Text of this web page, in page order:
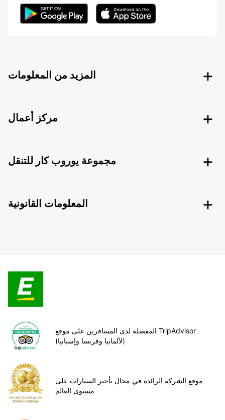
المزيد من المعلومات
مركز أعمال
مجموعة يوروب كار للتنقل
المعلومات القانونية
المفضلة لدى المسافرين على موقع TripAdvisor
(لألمانيا وفرنسا وإسبانيا)
موقع الشركة الرائدة في مجال تأجير السيارات على
مستوى العالم